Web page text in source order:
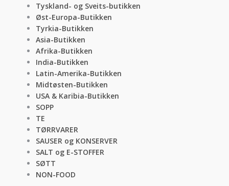
Tyskland- og Sveits-butikken
Øst-Europa-Butikken
Tyrkia-Butikken
Asia-Butikken
Afrika-Butikken
India-Butikken
Latin-Amerika-Butikken
Midtøsten-Butikken
USA & Karibia-Butikken
SOPP
TE
TØRRVARER
SAUSER og KONSERVER
SALT og E-STOFFER
SØTT
NON-FOOD